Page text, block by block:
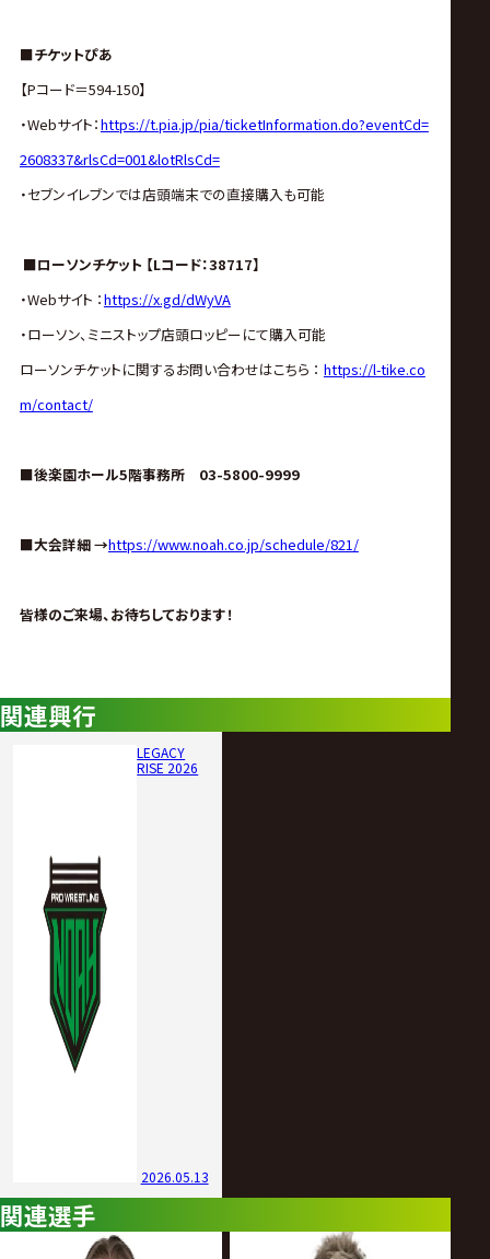
■チケットぴあ
【Pコード＝594-150】
・Webサイト：https://t.pia.jp/pia/ticketInformation.do?eventCd=
2608337&rlsCd=001&lotRlsCd=
・セブンイレブンでは店頭端末での直接購入も可能
■ローソンチケット 【Lコード：38717】
・Webサイト ：https://x.gd/dWyVA
・ローソン、ミニストップ店頭ロッピーにて購入可能
ローソンチケットに関するお問い合わせはこちら ： https://l-tike.co
m/contact/
■後楽園ホール5階事務所 03-5800-9999
■大会詳細 →https://www.noah.co.jp/schedule/821/
皆様のご来場、お待ちしております！
関連興行
LEGACY
RISE 2026
2026.05.13
関連選手